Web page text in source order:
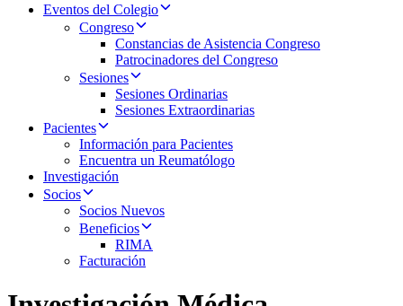
Eventos del Colegio
Congreso
Constancias de Asistencia Congreso
Patrocinadores del Congreso
Sesiones
Sesiones Ordinarias
Sesiones Extraordinarias
Pacientes
Información para Pacientes
Encuentra un Reumatólogo
Investigación
Socios
Socios Nuevos
Beneficios
RIMA
Facturación